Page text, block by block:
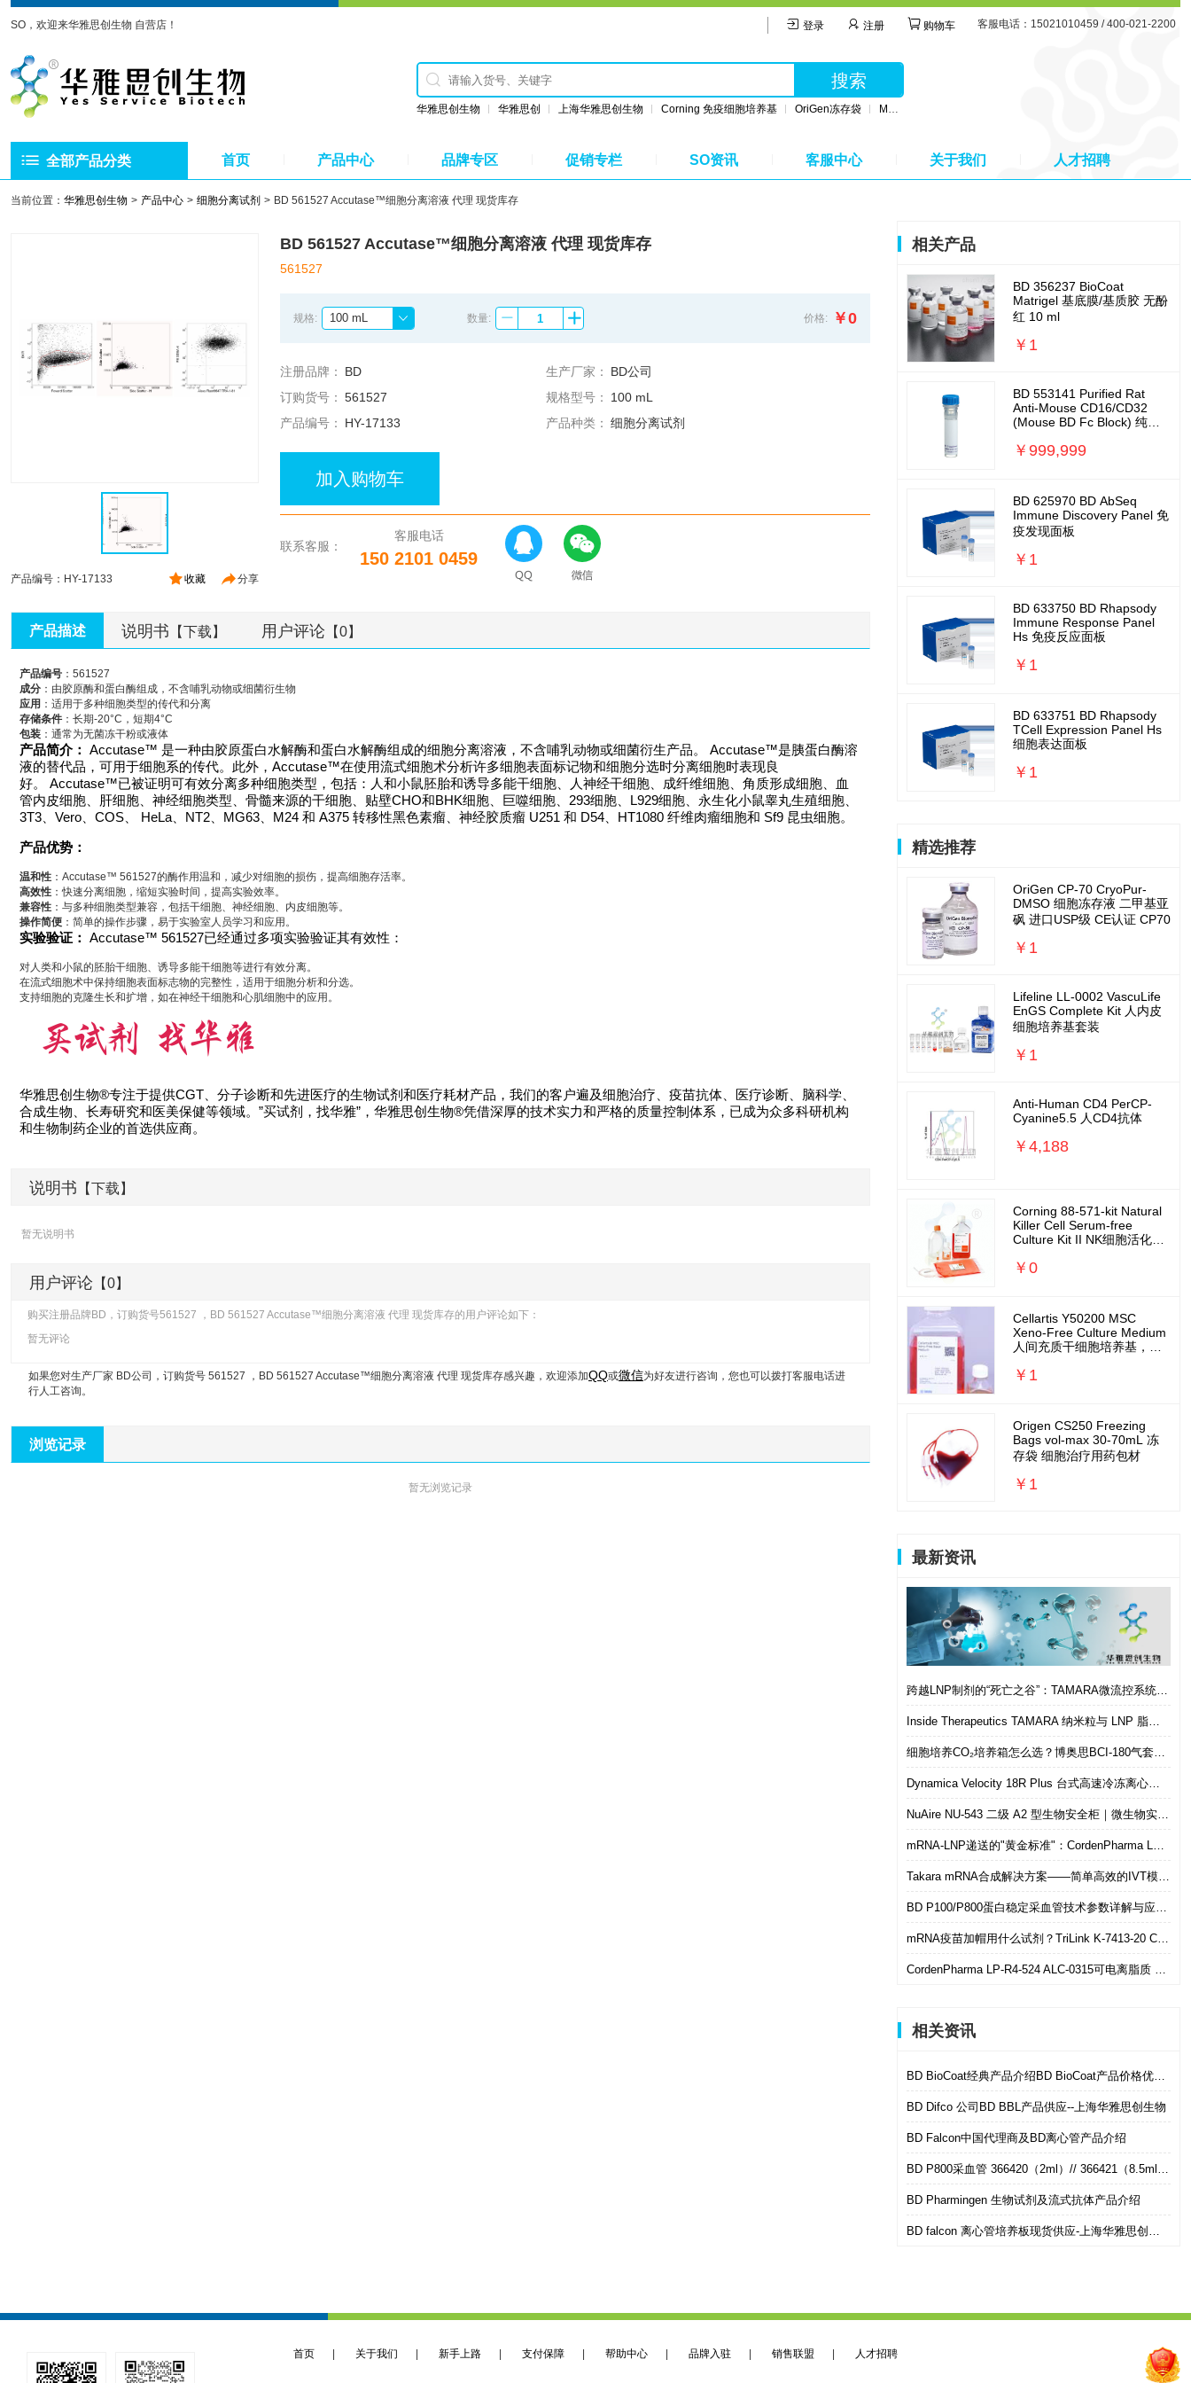
SO，欢迎来华雅思创生物 自营店！ 登录 注册 购物车 客服电话：15021010459 / 400-021-2200
搜索
华雅思创生物 华雅思创 上海华雅思创生物 Corning 免疫细胞培养基 OriGen冻存袋 MSC无血清培养基
全部产品分类 首页 产品中心 品牌专区 促销专栏 SO资讯 客服中心 关于我们 人才招聘
当前位置： 华雅思创生物 产品中心 细胞分离试剂 BD 561527 Accutase™细胞分离溶液 代理 现货库存
分享
收藏
产品编号：HY-17133
BD 561527 Accutase™细胞分离溶液 代理 现货库存
561527
规格: 100 mL 数量: 价格: ￥0
注册品牌： BD 生产厂家：
BD公司
订购货号： 561527 规格型号：
100 mL
产品编号：
HY-17133 产品种类： 细胞分离试剂
加入购物车
联系客服：
客服电话
150 2101 0459
产品描述 说明书 【下载】 用户评论 【0】
产品编号 ：561527
成分 ：由胶原酶和蛋白酶组成，不含哺乳动物或细菌衍生物
应用 ：适用于多种细胞类型的传代和分离
存储条件 ：长期-20°C，短期4°C
包装 ：通常为无菌冻干粉或液体
产品简介： Accutase™ 是一种由胶原蛋白水解酶和蛋白水解酶组成的细胞分离溶液，不含哺乳动物或细菌衍生产品。 Accutase™是胰蛋白酶溶
液的替代品，可用于细胞系的传代。此外，Accutase™在使用流式细胞术分析许多细胞表面标记物和细胞分选时分离细胞时表现良
好。 Accutase™已被证明可有效分离多种细胞类型，包括：人和小鼠胚胎和诱导多能干细胞、人神经干细胞、成纤维细胞、角质形成细胞、血
管内皮细胞、肝细胞、神经细胞类型、骨髓来源的干细胞、贴壁CHO和BHK细胞、巨噬细胞、293细胞、L929细胞、永生化小鼠睾丸生殖细胞、
3T3、Vero、COS、 HeLa、NT2、MG63、M24 和 A375 转移性黑色素瘤、神经胶质瘤 U251 和 D54、HT1080 纤维肉瘤细胞和 Sf9 昆虫细胞。
产品优势：
温和性 ：Accutase™ 561527的酶作用温和，减少对细胞的损伤，提高细胞存活率。
高效性 ：快速分离细胞，缩短实验时间，提高实验效率。
兼容性 ：与多种细胞类型兼容，包括干细胞、神经细胞、内皮细胞等。
操作简便 ：简单的操作步骤，易于实验室人员学习和应用。
实验验证： Accutase™ 561527已经通过多项实验验证其有效性：
对人类和小鼠的胚胎干细胞、诱导多能干细胞等进行有效分离。
在流式细胞术中保持细胞表面标志物的完整性，适用于细胞分析和分选。
支持细胞的克隆生长和扩增，如在神经干细胞和心肌细胞中的应用。
华雅思创生物®专注于提供CGT、分子诊断和先进医疗的生物试剂和医疗耗材产品，我们的客户遍及细胞治疗、疫苗抗体、医疗诊断、脑科学、
合成生物、长寿研究和医美保健等领域。”买试剂，找华雅”，华雅思创生物®凭借深厚的技术实力和严格的质量控制体系，已成为众多科研机构
和生物制药企业的首选供应商。
说明书 【下载】
暂无说明书
用户评论 【0】
购买注册品牌BD，订购货号561527 ，BD 561527 Accutase™细胞分离溶液 代理 现货库存的用户评论如下：
暂无评论
如果您对生产厂家 BD公司，订购货号 561527 ， BD 561527 Accutase™细胞分离溶液 代理 现货库存感兴趣，欢迎添加QQ或微信为好友进行咨询，您也可以拨打客服电话进
行人工咨询。
浏览记录
暂无浏览记录
相关产品
BD 356237 BioCoat
Matrigel 基底膜/基质胶 无酚
红 10 ml
￥1
BD 553141 Purified Rat
Anti-Mouse CD16/CD32
(Mouse BD Fc Block) 纯化
Fc阻断剂
￥999,999
BD 625970 BD AbSeq
Immune Discovery Panel 免
疫发现面板
￥1
BD 633750 BD Rhapsody
Immune Response Panel
Hs 免疫反应面板
￥1
BD 633751 BD Rhapsody
TCell Expression Panel Hs
细胞表达面板
￥1
精选推荐
OriGen CP-70 CryoPur-
DMSO 细胞冻存液 二甲基亚
砜 进口USP级 CE认证 CP70
￥1
Lifeline LL-0002 VascuLife
EnGS Complete Kit 人内皮
细胞培养基套装
￥1
Anti-Human CD4 PerCP-
Cyanine5.5 人CD4抗体
￥4,188
Corning 88-571-kit Natural
Killer Cell Serum-free
Culture Kit II NK细胞活化扩
￥0
Cellartis Y50200 MSC
Xeno-Free Culture Medium
人间充质干细胞培养基，无
￥1
Origen CS250 Freezing
Bags vol-max 30-70mL 冻
存袋 细胞治疗用药包材
￥1
最新资讯
跨越LNP制剂的“死亡之谷”：TAMARA微流控系统如何实现从筛选到体内的无缝衔接
Inside Therapeutics TAMARA 纳米粒与 LNP 脂质纳米粒递送制剂系统 微流控 LNP 制备平台
细胞培养CO₂培养箱怎么选？博奥思BCI-180气套式培养箱 进口替代优选
Dynamica Velocity 18R Plus 台式高速冷冻离心机｜多样本通量生物分离优选设备
NuAire NU-543 二级 A2 型生物安全柜｜微生物实验室安全操作优选设备
mRNA-LNP递送的"黄金标准"：CordenPharma LP-R4-524（ALC-0315）可电离脂质技术解析
Takara mRNA合成解决方案——简单高效的IVT模板制备
BD P100/P800蛋白稳定采血管技术参数详解与应用选型指南
mRNA疫苗加帽用什么试剂？TriLink K-7413-20 CleanCap共转录加帽 华雅思创现货直发
CordenPharma LP-R4-524 ALC-0315可电离脂质 mRNA-LNP递送专用 华雅思创现货供应
相关资讯
BD BioCoat经典产品介绍BD BioCoat产品价格优惠促销
BD Difco 公司BD BBL产品供应--上海华雅思创生物
BD Falcon中国代理商及BD离心管产品介绍
BD P800采血管 366420（2ml）// 366421（8.5ml）现货供应：BD P800 Blood Collection System
BD Pharmingen 生物试剂及流式抗体产品介绍
BD falcon 离心管培养板现货供应-上海华雅思创生物
首页 关于我们 新手上路 支付保障 帮助中心 品牌入驻 销售联盟 人才招聘